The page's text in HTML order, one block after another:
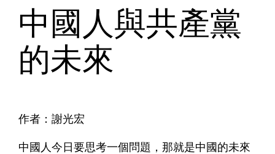
中國人與共產黨
的未來
作者：謝光宏
中國人今日要思考一個問題，那就是中國的未來